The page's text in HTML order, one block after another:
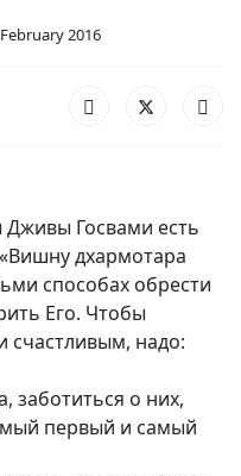
2016
Госвами есть
дхармотара
способах обрести
Его. Чтобы
счастливым, надо:
заботиться о них,
первый и самый